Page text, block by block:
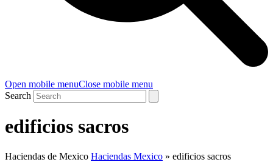
Open mobile menuClose mobile menu
Search
edificios sacros
Haciendas de Mexico Haciendas Mexico » edificios sacros